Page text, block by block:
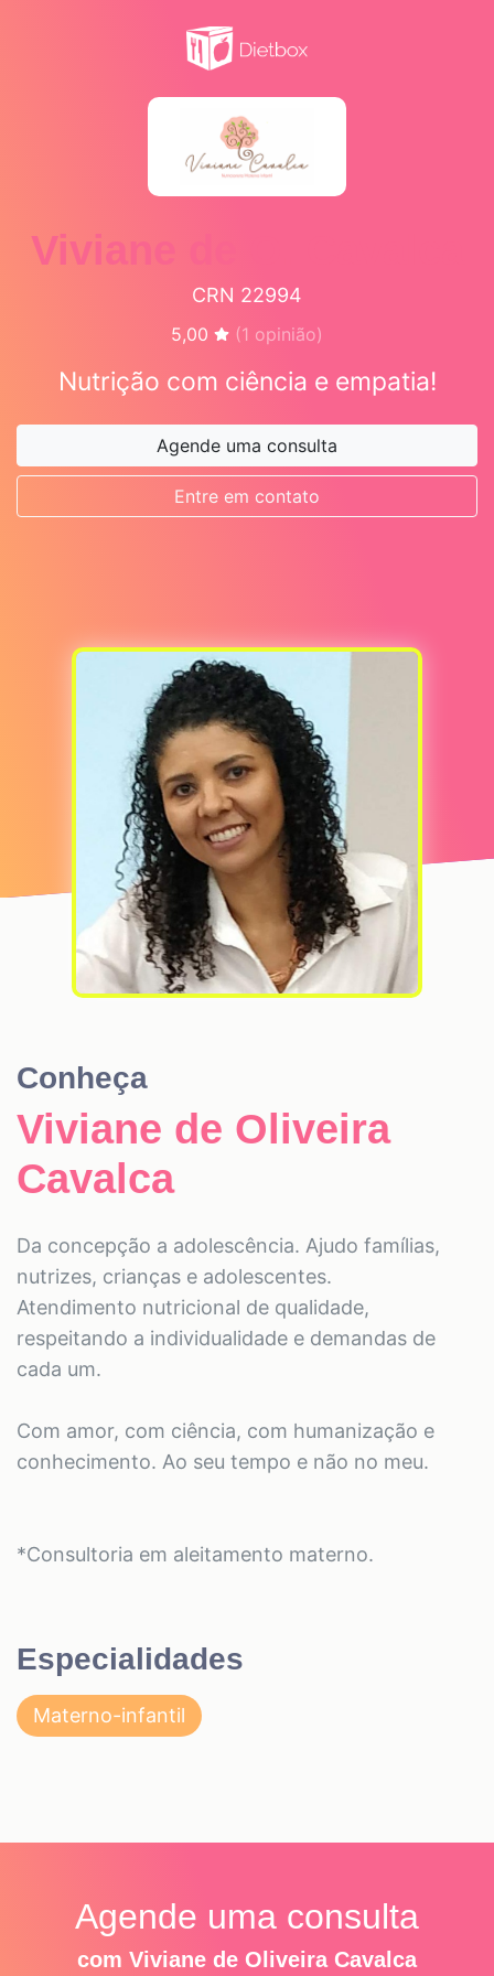
Viviane de O. Cavalca
CRN 22994
5,00 (1 opinião)
Nutrição com ciência e empatia!
Agende uma consulta
Entre em contato
Conheça
Viviane de Oliveira
Cavalca
Da concepção a adolescência. Ajudo famílias,
nutrizes, crianças e adolescentes.
Atendimento nutricional de qualidade,
respeitando a individualidade e demandas de
cada um.
Com amor, com ciência, com humanização e
conhecimento. Ao seu tempo e não no meu.
*Consultoria em aleitamento materno.
Especialidades
Materno-infantil
Agende uma consulta
com Viviane de Oliveira Cavalca